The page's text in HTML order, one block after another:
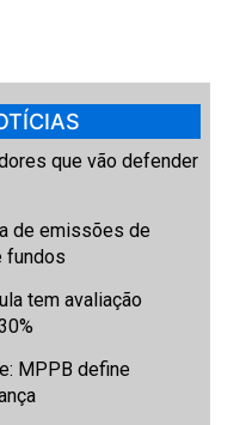
que vão defender
de emissões de
fundos
tem avaliação
MPPB define